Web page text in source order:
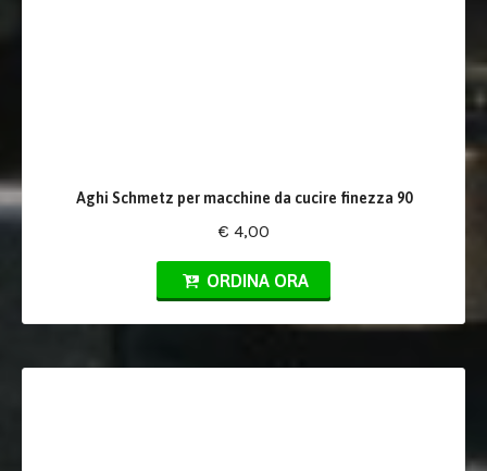
Aghi Schmetz per macchine da cucire finezza 90
€ 4,00
ORDINA ORA